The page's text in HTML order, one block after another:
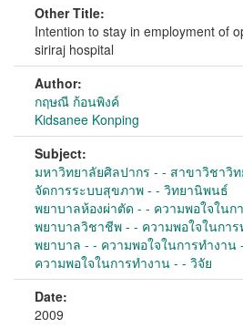
Other Title:
Intention to stay in employment of
siriraj hospital
Author:
กฤษณี ก้อนพิงค์
Kidsanee Konping
Subject:
มหาวิทยาลัยศิลปากร - - สาขาวิชาวิ
จัดการระบบสุขภาพ - - วิทยานิพนธ์
พยาบาลห้องผ่าตัด - - ความพอใจในก
พยาบาลวิชาชีพ - - ความพอใจในการ
พยาบาล - - ความพอใจในการทำงาน
ความพอใจในการทำงาน - - วิจัย
Date:
2009